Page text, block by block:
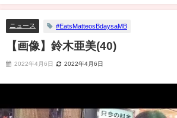
ニュース #EatsMatteosBdaysaMB
【画像】鈴木亜美(40)
2022年4月6日 2022年4月6日